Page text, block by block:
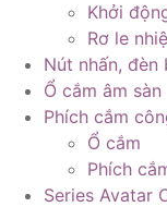
Khởi
Rơ le
Nút nhấn, đèn
Ổ cắm âm sàn
Phích cắm
Ổ cắm
Phích
Series Avatar